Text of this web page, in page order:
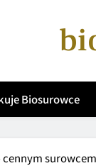
Biosurowce